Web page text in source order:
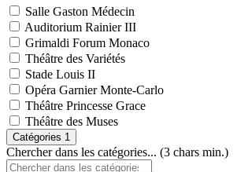
Salle Gaston Médecin
Auditorium Rainier III
Grimaldi Forum Monaco
Théâtre des Variétés
Stade Louis II
Opéra Garnier Monte-Carlo
Théâtre Princesse Grace
Théâtre des Muses
Catégories 1
Chercher dans les catégories... (3 chars min.)